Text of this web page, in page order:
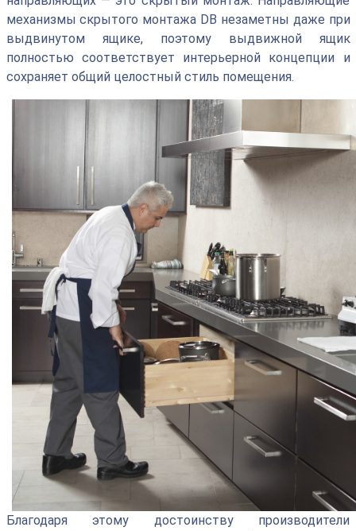
механизмы скрытого монтажа DВ незаметны даже при
выдвинутом ящике, поэтому выдвижной ящик
полностью соответствует интерьерной концепции и
сохраняет общий целостный стиль помещения.
Благодаря этому достоинству производители